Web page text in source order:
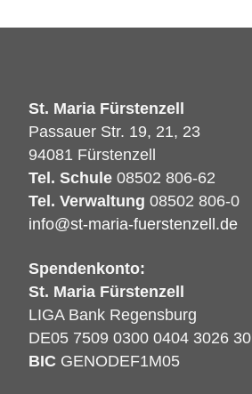
St. Maria Fürstenzell
Passauer Str. 19, 21, 23
94081 Fürstenzell
Tel. Schule 08502 806-62
Tel. Verwaltung 08502 806-0
info@st-maria-fuerstenzell.de
Spendenkonto:
St. Maria Fürstenzell
LIGA Bank Regensburg
DE05 7509 0300 0404 3026 30
BIC GENODEF1M05